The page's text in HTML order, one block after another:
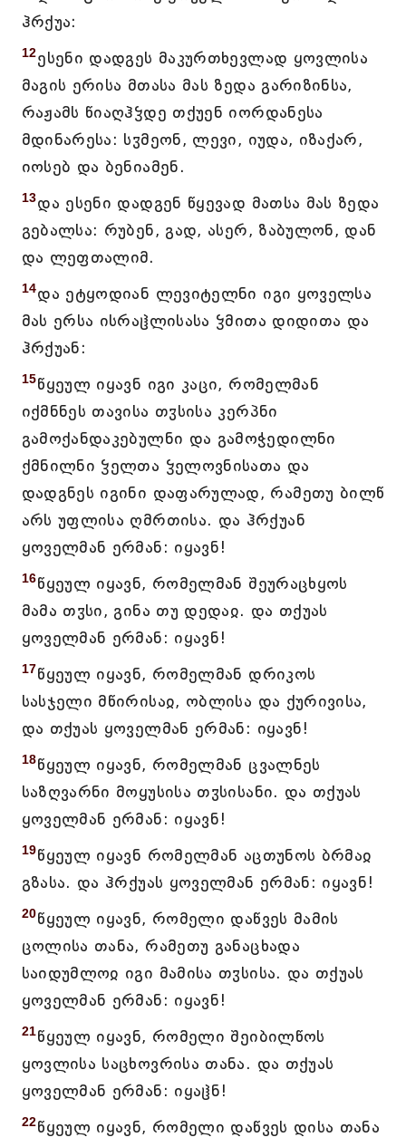
ჰრქუა:
12ესენი დადგეს მაკურთხევლად ყოვლისა
მაგის ერისა მთასა მას ზედა გარიზინსა,
რაჟამს წიაღჰჴდე თქუენ იორდანესა
მდინარესა: სჳმეონ, ლევი, იუდა, იზაქარ,
იოსებ და ბენიამენ.
13და ესენი დადგენ წყევად მათსა მას ზედა
გებალსა: რუბენ, გად, ასერ, ზაბულონ, დან
და ლეფთალიმ.
14და ეტყოდიან ლევიტელნი იგი ყოველსა
მას ერსა ისრაჱლისასა ჴმითა დიდითა და
ჰრქუან:
15წყეულ იყავნ იგი კაცი, რომელმან
იქმნნეს თავისა თჳსისა კერპნი
გამოქანდაკებულნი და გამოჭედილნი
ქმნილნი ჴელთა ჴელოვნისათა და
დადგნეს იგინი დაფარულად, რამეთუ ბილწ
არს უფლისა ღმრთისა. და ჰრქუან
ყოველმან ერმან: იყავნ!
16წყეულ იყავნ, რომელმან შეურაცხყოს
მამა თჳსი, გინა თუ დედაჲ. და თქუას
ყოველმან ერმან: იყავნ!
17წყეულ იყავნ, რომელმან დრიკოს
სასჯელი მწირისაჲ, ობლისა და ქურივისა,
და თქუას ყოველმან ერმან: იყავნ!
18წყეულ იყავნ, რომელმან ცვალნეს
საზღვარნი მოყუსისა თჳსისანი. და თქუას
ყოველმან ერმან: იყავნ!
19წყეულ იყავნ რომელმან აცთუნოს ბრმაჲ
გზასა. და ჰრქუას ყოველმან ერმან: იყავნ!
20წყეულ იყავნ, რომელი დაწვეს მამის
ცოლისა თანა, რამეთუ განაცხადა
საიდუმლოჲ იგი მამისა თჳსისა. და თქუას
ყოველმან ერმან: იყავნ!
21წყეულ იყავნ, რომელი შეიბილწოს
ყოვლისა საცხოვრისა თანა. და თქუას
ყოველმან ერმან: იყაჱნ!
22წყეულ იყავნ, რომელი დაწვეს დისა თანა